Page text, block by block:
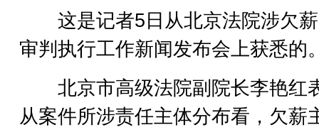
这是记者5日从北京法院涉欠
审判执行工作新闻发布会上获悉的
北京市高级法院副院长李艳红
从案件所涉责任主体分布看，欠薪